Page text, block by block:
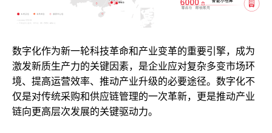
数字化作为新一轮科技革命和产业变革的重要引擎，成为
激发新质生产力的关键因素，是企业应对复杂多变市场环
境、提高运营效率、推动产业升级的必要途径。数字化不
仅是对传统采购和供应链管理的一次革新，更是推动产业
链向更高层次发展的关键驱动力。